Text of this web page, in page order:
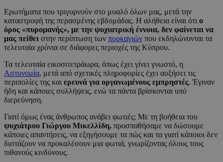
Ερωτήματα που τριγυρνούν στο μυαλό όλων μας, μετά την
καταστροφή της περασμένης εβδομάδας. Η αλήθεια είναι ότι ο
όρος «πυρομανής», με την ψυχιατρική έννοια, δεν φαίνεται να
μας πείθει στην περίπτωση των πυρκαγιών που εκδηλώνονται τα
τελευταία χρόνια σε διάφορες περιοχές της Κύπρου.
Τα τελευταία εικοσιτετράωρα, όπως έχει γίνει γνωστό, η
Αστυνομία, μετά από σχετικές πληροφορίες έχει αυξήσει τις
περιπολίες της και ερευνά για οργανωμένους εμπρηστές. Έγιναν
ήδη και κάποιες συλλήψεις, ενώ τα πάντα βρίσκονται υπό
διερεύνηση.
Γιατί όμως ένας άνθρωπος ανάβει φωτιές; Με τη βοήθεια του
ψυχιάτρου Γιώργου Μικελλίδη, προσπαθήσαμε να δώσουμε
κάποιες απαντήσεις, να εξηγήσουμε τα πώς και τα γιατί κάποιοι δεν
διστάζουν να προκαλέσουν μια φωτιά, γνωρίζοντας όλους τους
πιθανούς κινδύνους.